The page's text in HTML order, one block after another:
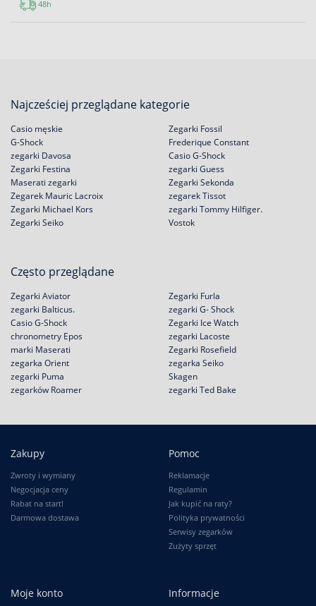
48h
Najcześciej przeglądane kategorie
Casio męskie
G-Shock
zegarki Davosa
Zegarki Festina
Zegarki Fossil
Frederique Constant
Casio G-Shock
zegarki Guess
Maserati zegarki
Zegarek Mauric Lacroix
Zegarki Michael Kors
Zegarki Seiko
Zegarki Sekonda
zegarek Tissot
zegarki Tommy Hilfiger.
Vostok
Często przeglądane
Zegarki Aviator
zegarki Balticus.
Casio G-Shock
chronometry Epos
Zegarki Furla
zegarki G- Shock
Zegarki Ice Watch
zegarki Lacoste
marki Maserati
zegarka Orient
zegarki Puma
zegarków Roamer
Zegarki Rosefield
zegarka Seiko
Skagen
zegarki Ted Bake
Zakupy
Zwroty i wymiany
Negocjacja ceny
Rabat na start!
Darmowa dostawa
Pomoc
Reklamacje
Regulamin
Jak kupić na raty?
Polityka prywatności
Serwisy zegarków
Zużyty sprzęt
Moje konto Informacje